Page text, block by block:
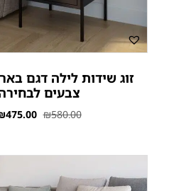
זוג שידות לילה דגם
צבעים
₪580.00
475.00